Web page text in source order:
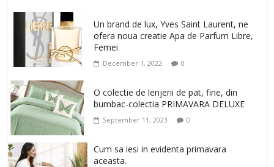
Un brand de lux, Yves Saint Laurent, ne
ofera noua creatie Apa de Parfum Libre,
Femei
December 1, 2022 0
O colectie de lenjerii de pat, fine, din
bumbac-colectia PRIMAVARA DELUXE
September 11, 2023 0
Cum sa iesi in evidenta primavara
aceasta.